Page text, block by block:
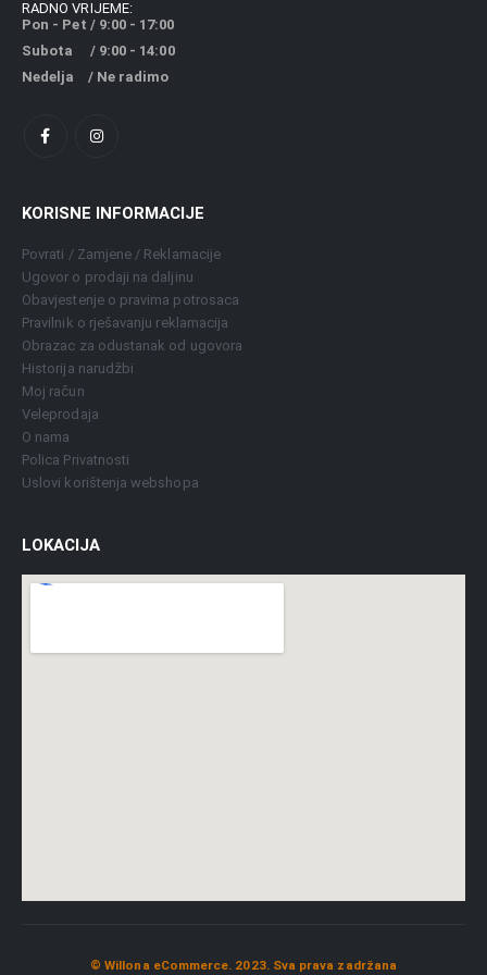
RADNO VRIJEME:
Pon - Pet / 9:00 - 17:00
Subota / 9:00 - 14:00
Nedelja / Ne radimo
KORISNE INFORMACIJE
Povrati / Zamjene / Reklamacije
Ugovor o prodaji na daljinu
Obavjestenje o pravima potrosaca
Pravilnik o rješavanju reklamacija
Obrazac za odustanak od ugovora
Historija narudžbi
Moj račun
Veleprodaja
O nama
Polica Privatnosti
Uslovi korištenja webshopa
LOKACIJA
© Willona eCommerce. 2023. Sva prava zadržana